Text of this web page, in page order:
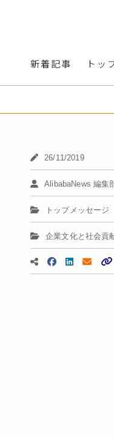
新着記事 トッ
26/11/2019
AlibabaNews 編集
トップメッセージ
企業文化と社会貢